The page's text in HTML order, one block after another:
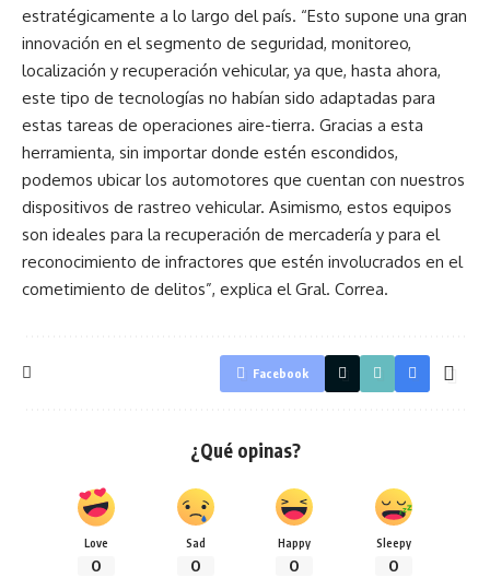
estratégicamente a lo largo del país. “Esto supone una gran
innovación en el segmento de seguridad, monitoreo,
localización y recuperación vehicular, ya que, hasta ahora,
este tipo de tecnologías no habían sido adaptadas para
estas tareas de operaciones aire-tierra. Gracias a esta
herramienta, sin importar donde estén escondidos,
podemos ubicar los automotores que cuentan con nuestros
dispositivos de rastreo vehicular. Asimismo, estos equipos
son ideales para la recuperación de mercadería y para el
reconocimiento de infractores que estén involucrados en el
cometimiento de delitos”, explica el Gral. Correa.
Facebook
¿Qué opinas?
Love
0
Sad
0
Happy
0
Sleepy
0